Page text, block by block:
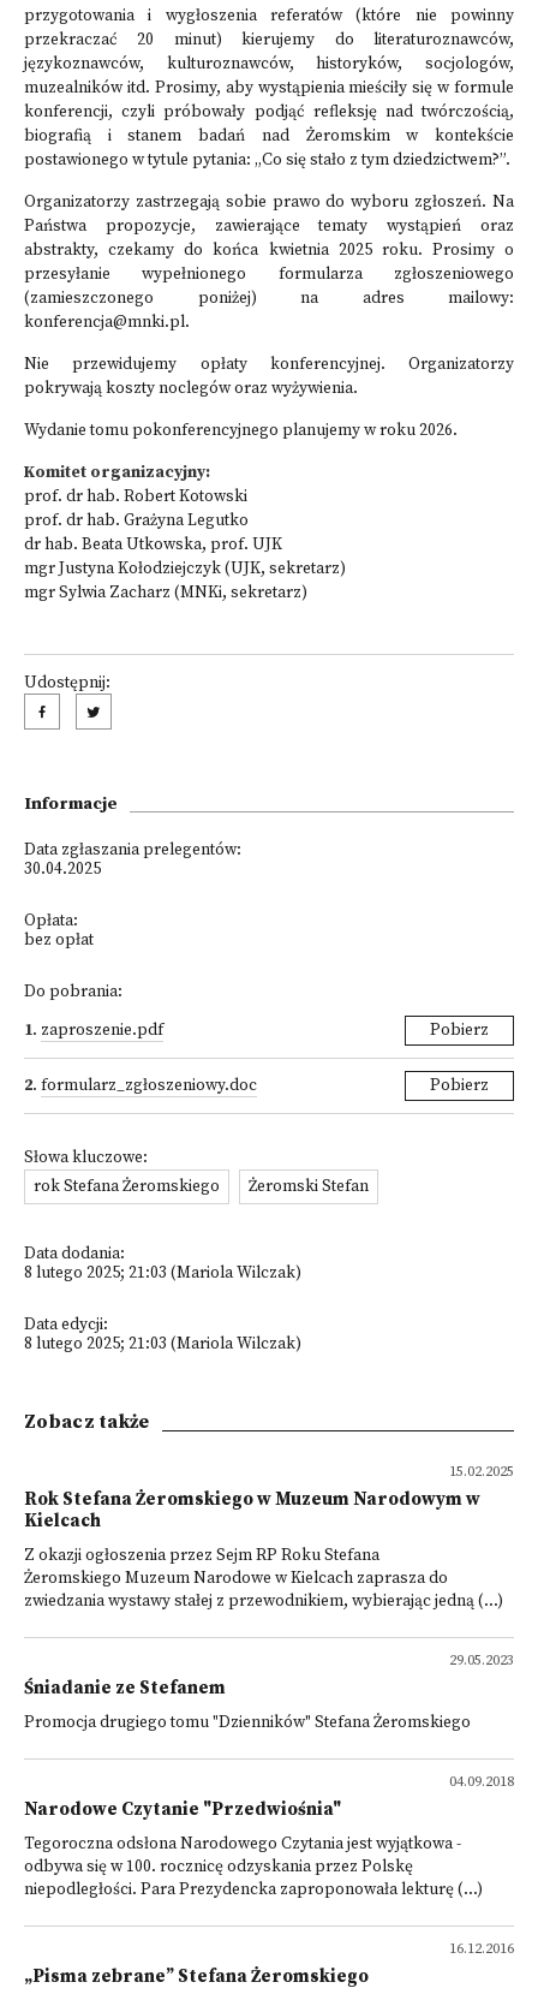
przygotowania i wygłoszenia referatów (które nie powinny
przekraczać 20 minut) kierujemy do literaturoznawców,
językoznawców, kulturoznawców, historyków, socjologów,
muzealników itd. Prosimy, aby wystąpienia mieściły się w formule
konferencji, czyli próbowały podjąć refleksję nad twórczością,
biografią i stanem badań nad Żeromskim w kontekście
postawionego w tytule pytania: „Co się stało z tym dziedzictwem?”.
Organizatorzy zastrzegają sobie prawo do wyboru zgłoszeń. Na
Państwa propozycje, zawierające tematy wystąpień oraz
abstrakty, czekamy do końca kwietnia 2025 roku. Prosimy o
przesyłanie wypełnionego formularza zgłoszeniowego
(zamieszczonego poniżej) na adres mailowy:
konferencja@mnki.pl.
Nie przewidujemy opłaty konferencyjnej. Organizatorzy
pokrywają koszty noclegów oraz wyżywienia.
Wydanie tomu pokonferencyjnego planujemy w roku 2026.
Komitet organizacyjny:
prof. dr hab. Robert Kotowski
prof. dr hab. Grażyna Legutko
dr hab. Beata Utkowska, prof. UJK
mgr Justyna Kołodziejczyk (UJK, sekretarz)
mgr Sylwia Zacharz (MNKi, sekretarz)
Udostępnij:
Informacje
Data zgłaszania prelegentów:
30.04.2025
Opłata:
bez opłat
Do pobrania:
1. zaproszenie.pdf Pobierz
2. formularz_zgłoszeniowy.doc Pobierz
Słowa kluczowe:
rok Stefana Żeromskiego
Żeromski Stefan
Data dodania:
8 lutego 2025; 21:03 (Mariola Wilczak)
Data edycji:
8 lutego 2025; 21:03 (Mariola Wilczak)
Zobacz także
15.02.2025
Rok Stefana Żeromskiego w Muzeum Narodowym w
Kielcach
Z okazji ogłoszenia przez Sejm RP Roku Stefana
Żeromskiego Muzeum Narodowe w Kielcach zaprasza do
zwiedzania wystawy stałej z przewodnikiem, wybierając jedną (...)
29.05.2023
Śniadanie ze Stefanem
Promocja drugiego tomu "Dzienników" Stefana Żeromskiego
04.09.2018
Narodowe Czytanie "Przedwiośnia"
Tegoroczna odsłona Narodowego Czytania jest wyjątkowa -
odbywa się w 100. rocznicę odzyskania przez Polskę
niepodległości. Para Prezydencka zaproponowała lekturę (...)
16.12.2016
„Pisma zebrane” Stefana Żeromskiego